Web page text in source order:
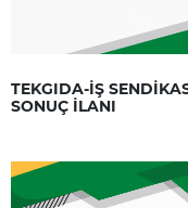
TEKGIDA-İŞ
SONUÇ İLANI